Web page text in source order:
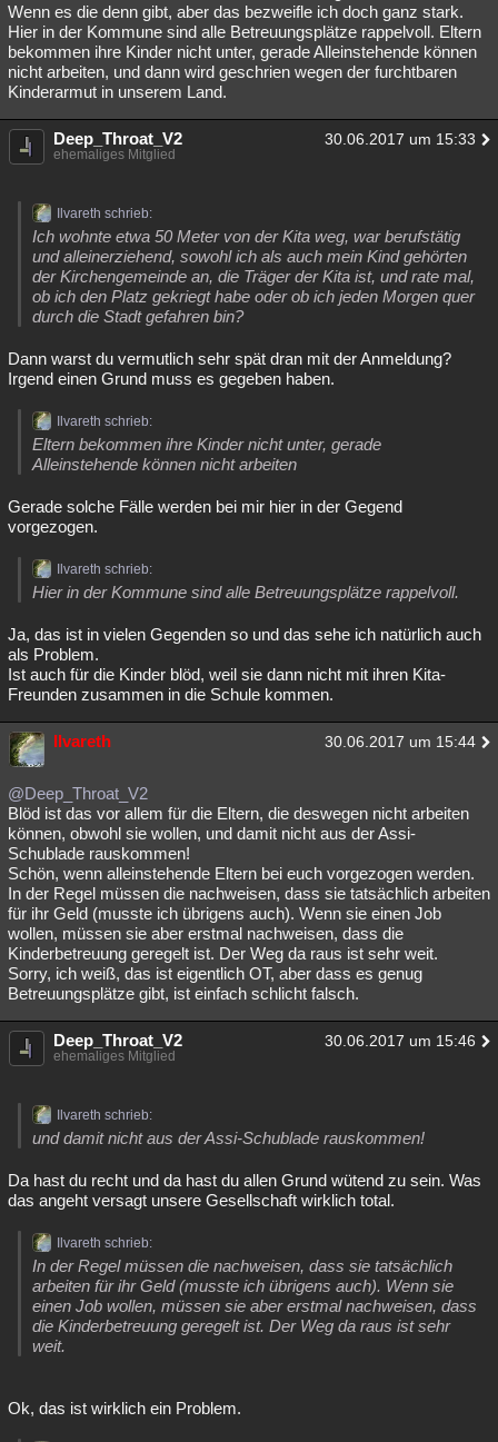
Wenn es die denn gibt, aber das bezweifle ich doch ganz stark.
Hier in der Kommune sind alle Betreuungsplätze rappelvoll. Eltern
bekommen ihre Kinder nicht unter, gerade Alleinstehende können
nicht arbeiten, und dann wird geschrien wegen der furchtbaren
Kinderarmut in unserem Land.
Deep_Throat_V2 30.06.2017 um 15:33
ehemaliges Mitglied
Ilvareth schrieb:
Ich wohnte etwa 50 Meter von der Kita weg, war berufstätig
und alleinerziehend, sowohl ich als auch mein Kind gehörten
der Kirchengemeinde an, die Träger der Kita ist, und rate mal,
ob ich den Platz gekriegt habe oder ob ich jeden Morgen quer
durch die Stadt gefahren bin?
Dann warst du vermutlich sehr spät dran mit der Anmeldung?
Irgend einen Grund muss es gegeben haben.
Ilvareth schrieb:
Eltern bekommen ihre Kinder nicht unter, gerade
Alleinstehende können nicht arbeiten
Gerade solche Fälle werden bei mir hier in der Gegend
vorgezogen.
Ilvareth schrieb:
Hier in der Kommune sind alle Betreuungsplätze rappelvoll.
Ja, das ist in vielen Gegenden so und das sehe ich natürlich auch
als Problem.
Ist auch für die Kinder blöd, weil sie dann nicht mit ihren Kita-
Freunden zusammen in die Schule kommen.
Ilvareth 30.06.2017 um 15:44
@Deep_Throat_V2
Blöd ist das vor allem für die Eltern, die deswegen nicht arbeiten
können, obwohl sie wollen, und damit nicht aus der Assi-
Schublade rauskommen!
Schön, wenn alleinstehende Eltern bei euch vorgezogen werden.
In der Regel müssen die nachweisen, dass sie tatsächlich arbeiten
für ihr Geld (musste ich übrigens auch). Wenn sie einen Job
wollen, müssen sie aber erstmal nachweisen, dass die
Kinderbetreuung geregelt ist. Der Weg da raus ist sehr weit.
Sorry, ich weiß, das ist eigentlich OT, aber dass es genug
Betreuungsplätze gibt, ist einfach schlicht falsch.
Deep_Throat_V2 30.06.2017 um 15:46
ehemaliges Mitglied
Ilvareth schrieb:
und damit nicht aus der Assi-Schublade rauskommen!
Da hast du recht und da hast du allen Grund wütend zu sein. Was
das angeht versagt unsere Gesellschaft wirklich total.
Ilvareth schrieb:
In der Regel müssen die nachweisen, dass sie tatsächlich
arbeiten für ihr Geld (musste ich übrigens auch). Wenn sie
einen Job wollen, müssen sie aber erstmal nachweisen, dass
die Kinderbetreuung geregelt ist. Der Weg da raus ist sehr
weit.
Ok, das ist wirklich ein Problem.